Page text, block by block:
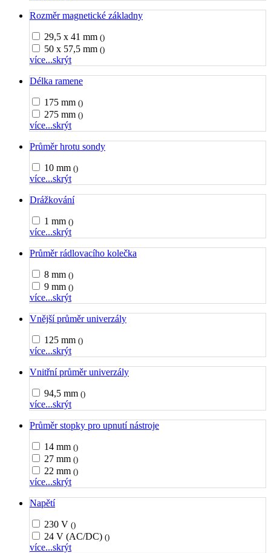
Rozměr magnetické základny
29,5 x 41 mm ()
50 x 57,5 mm ()
více...skrýt
Délka ramene
175 mm ()
275 mm ()
více...skrýt
Průměr hrotu sondy
10 mm ()
více...skrýt
Drážkování
1 mm ()
více...skrýt
Průměr rádlovacího kolečka
8 mm ()
9 mm ()
více...skrýt
Vnější průměr univerzály
125 mm ()
více...skrýt
Vnitřní průměr univerzály
94,5 mm ()
více...skrýt
Průměr stopky pro upnutí nástroje
14 mm ()
27 mm ()
22 mm ()
více...skrýt
Napětí
230 V ()
24 V (AC/DC) ()
více...skrýt